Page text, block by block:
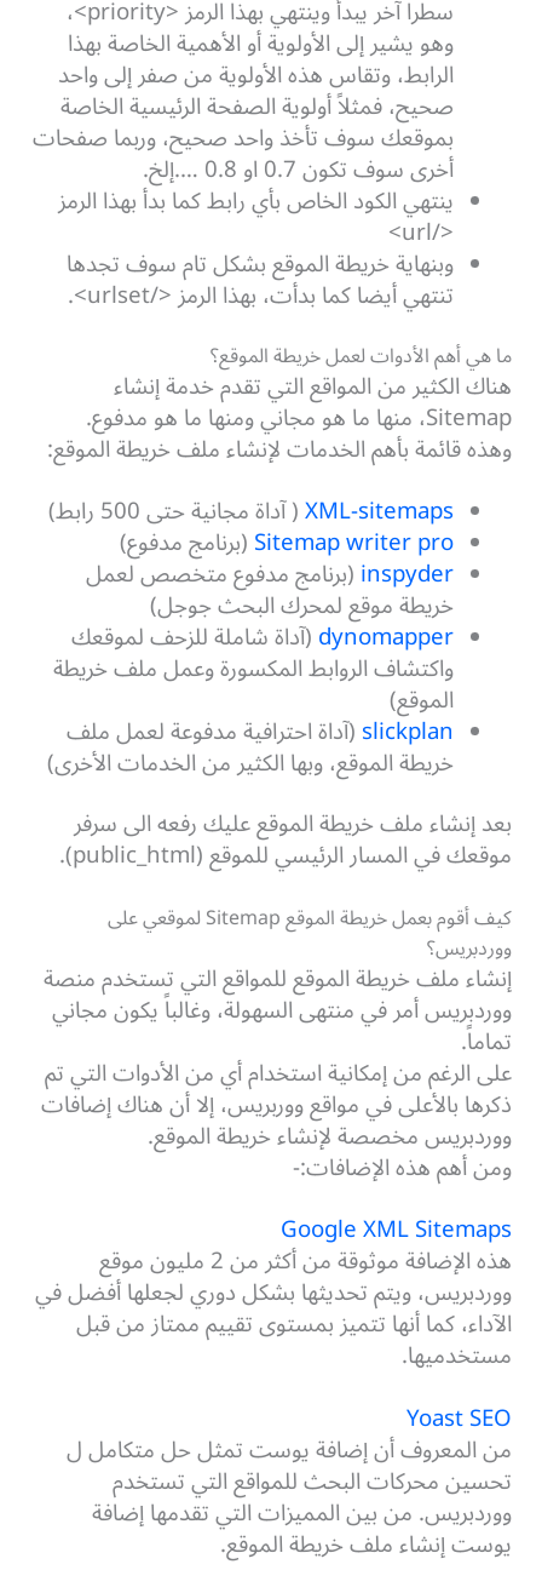
سطراً آخر يبدأ وينتهي بهذا الرمز <priority>،
وهو يشير إلى الأولوية أو الأهمية الخاصة بهذا
الرابط، وتقاس هذه الأولوية من صفر إلى واحد
صحيح، فمثلاً أولوية الصفحة الرئيسية الخاصة
بموقعك سوف تأخذ واحد صحيح، وربما صفحات
أخرى سوف تكون 0.7 او 0.8 ….إلخ.
ينتهي الكود الخاص بأي رابط كما بدأ بهذا الرمز
</url>
وبنهاية خريطة الموقع بشكل تام سوف تجدها
تنتهي أيضا كما بدأت، بهذا الرمز </urlset>.
ما هي أهم الأدوات لعمل خريطة الموقع؟
هناك الكثير من المواقع التي تقدم خدمة إنشاء
Sitemap، منها ما هو مجاني ومنها ما هو مدفوع.
وهذه قائمة بأهم الخدمات لإنشاء ملف خريطة الموقع:
XML-sitemaps( آداة مجانية حتى 500 رابط)
Sitemap writer pro(برنامج مدفوع)
inspyder(برنامج مدفوع متخصص لعمل
خريطة موقع لمحرك البحث جوجل)
dynomapper(آداة شاملة للزحف لموقعك
واكتشاف الروابط المكسورة وعمل ملف خريطة
الموقع)
slickplan(آداة احترافية مدفوعة لعمل ملف
خريطة الموقع، وبها الكثير من الخدمات الأخرى)
بعد إنشاء ملف خريطة الموقع عليك رفعه الى سرفر
موقعك في المسار الرئيسي للموقع (public_html).
كيف أقوم بعمل خريطة الموقع Sitemap لموقعي على
ووردبريس؟
إنشاء ملف خريطة الموقع للمواقع التي تستخدم منصة
ووردبريس أمر في منتهى السهولة، وغالباً يكون مجاني
تماماً.
على الرغم من إمكانية استخدام أي من الأدوات التي تم
ذكرها بالأعلى في مواقع ووربريس، إلا أن هناك إضافات
ووردبريس مخصصة لإنشاء خريطة الموقع.
ومن أهم هذه الإضافات:-
Google XML Sitemaps
هذه الإضافة موثوقة من أكثر من 2 مليون موقع
ووردبريس، ويتم تحديثها بشكل دوري لجعلها أفضل في
الآداء، كما أنها تتميز بمستوى تقييم ممتاز من قبل
مستخدميها.
Yoast SEO
من المعروف أن إضافة يوست تمثل حل متكامل ل
تحسين محركات البحث للمواقع التي تستخدم
ووردبريس. من بين المميزات التي تقدمها إضافة
يوست إنشاء ملف خريطة الموقع.